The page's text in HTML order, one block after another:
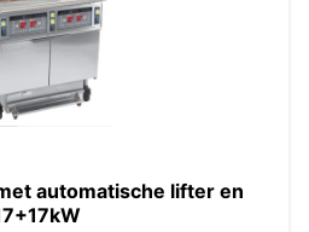
automatische lifter en